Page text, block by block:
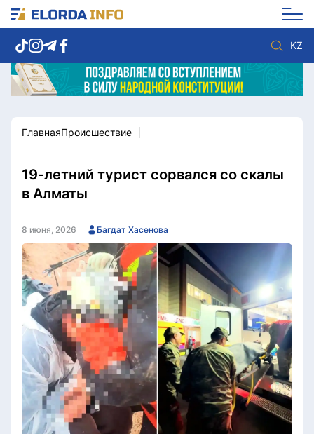
KZ
Новости столицы
Политика
Спорт
Культура
Разное
Мнение
Видео
Этический кодекс
Служу стране
ГлавнаяПроисшествие
19-летний турист сорвался со скалы
в Алматы
8 июня, 2026 Багдат Хасенова